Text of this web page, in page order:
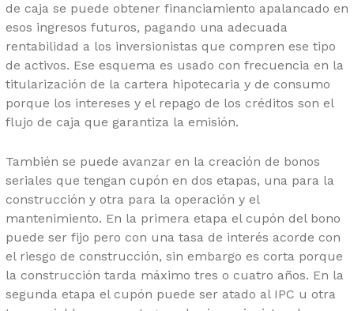
de caja se puede obtener financiamiento apalancado en
esos ingresos futuros, pagando una adecuada
rentabilidad a los inversionistas que compren ese tipo
de activos. Ese esquema es usado con frecuencia en la
titularización de la cartera hipotecaria y de consumo
porque los intereses y el repago de los créditos son el
flujo de caja que garantiza la emisión.
También se puede avanzar en la creación de bonos
seriales que tengan cupón en dos etapas, una para la
construcción y otra para la operación y el
mantenimiento. En la primera etapa el cupón del bono
puede ser fijo pero con una tasa de interés acorde con
el riesgo de construcción, sin embargo es corta porque
la construcción tarda máximo tres o cuatro años. En la
segunda etapa el cupón puede ser atado al IPC u otra